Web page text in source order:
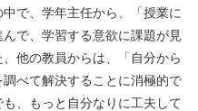
で、学年主任から、「授業に
で、学習する意欲に課題が見
他の教員からは、「自分から
べて解決することに消極的で
、もっと自分なりに工夫して